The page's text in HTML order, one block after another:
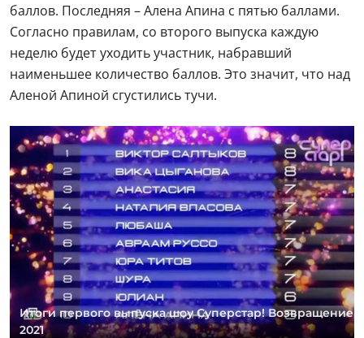
баллов. Последняя – Алена Апина с пятью баллами.
Согласно правилам, со второго выпуска каждую
неделю будет уходить участник, набравший
наименьшее количество баллов. Это значит, что над
Аленой Апиной сгустились тучи.
Итоги первого выпуска шоу Суперстар! Возвращение
2021